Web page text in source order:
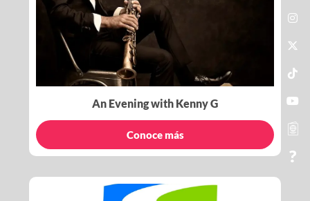
An Evening with Kenny G
Conoce más